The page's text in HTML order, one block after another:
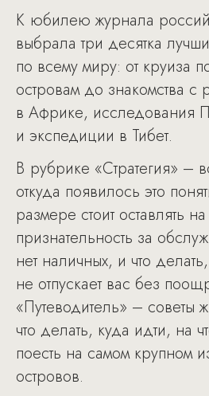
К юбилею журнала
выбрала три десятка
по всему миру: от круиза
островам до знакомства с
в Африке, исследования
и экспедиции в Тибет.
В рубрике «Стратегия» –
откуда появилось это
размере стоит оставлять
признательность за
нет наличных, и что
не отпускает вас без
«Путеводитель» – советы
что делать, куда идти, на
поесть на самом крупном
островов.